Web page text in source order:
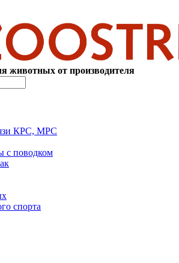
животных от производителя
КРС, МРС
с поводком
спорта